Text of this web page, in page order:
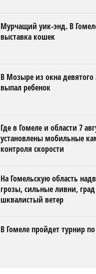
Мурчащий уик-энд. В
выставка кошек
В Мозыре из окна девятого
выпал ребенок
Где в Гомеле и области 7
установлены мобильные
контроля скорости
На Гомельскую область
грозы, сильные ливни,
шквалистый ветер
В Гомеле пройдет турнир